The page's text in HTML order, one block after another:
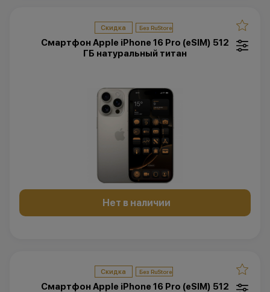
Скидка
Смартфон Apple iPhone 16 Pro (eSIM) 512
ГБ натуральный титан
Нет в наличии
Скидка
Смартфон Apple iPhone 16 Pro (eSIM) 512